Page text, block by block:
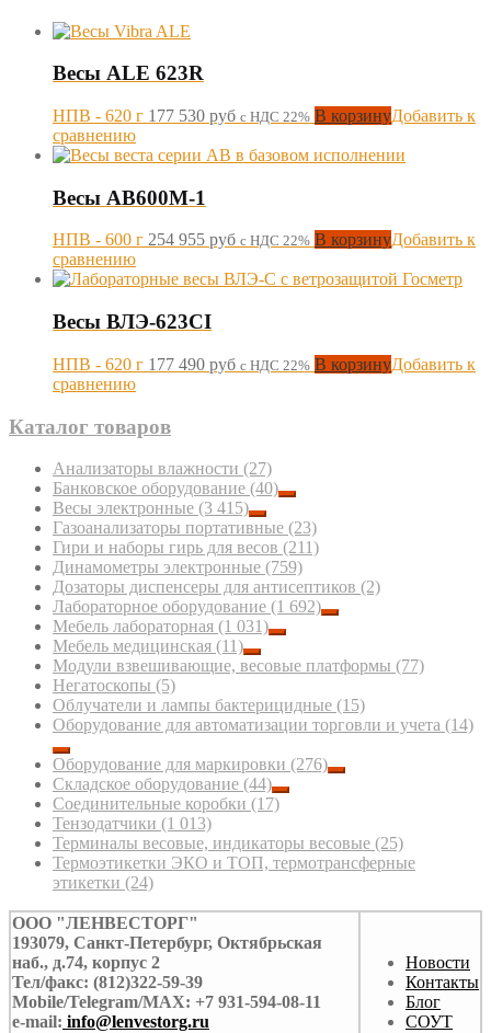
Весы ALE 623R
НПВ - 620 г 177 530 руб с НДС 22% В корзинуДобавить к
сравнению
Весы АВ600М-1
НПВ - 600 г 254 955 руб с НДС 22% В корзинуДобавить к
сравнению
Весы ВЛЭ-623СI
НПВ - 620 г 177 490 руб с НДС 22% В корзинуДобавить к
сравнению
Каталог товаров
Анализаторы влажности (27)
Банковское оборудование (40)
Весы электронные (3 415)
Газоанализаторы портативные (23)
Гири и наборы гирь для весов (211)
Динамометры электронные (759)
Дозаторы диспенсеры для антисептиков (2)
Лабораторное оборудование (1 692)
Мебель лабораторная (1 031)
Мебель медицинская (11)
Модули взвешивающие, весовые платформы (77)
Негатоскопы (5)
Облучатели и лампы бактерицидные (15)
Оборудование для автоматизации торговли и учета (14)
Оборудование для маркировки (276)
Складское оборудование (44)
Соединительные коробки (17)
Тензодатчики (1 013)
Терминалы весовые, индикаторы весовые (25)
Термоэтикетки ЭКО и ТОП, термотрансферные
этикетки (24)
ООО "ЛЕНВЕСТОРГ"
193079, Санкт-Петербург, Октябрьская
наб., д.74, корпус 2
Тел/факс: (812)322-59-39
Mobile/Telegram/MAX: +7 931-594-08-11
e-mail: info@lenvestorg.ru
Новости
Контакты
Блог
СОУТ